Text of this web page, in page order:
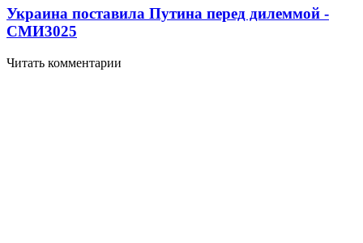
Украина поставила Путина перед дилеммой -
СМИ3025
Читать комментарии